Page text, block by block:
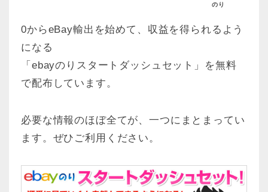
のり
0からeBay輸出を始めて、収益を得られるよう
になる
「ebayのりスタートダッシュセット」を無料
で配布しています。
必要な情報のほぼ全てが、一つにまとまってい
ます。ぜひご利用ください。